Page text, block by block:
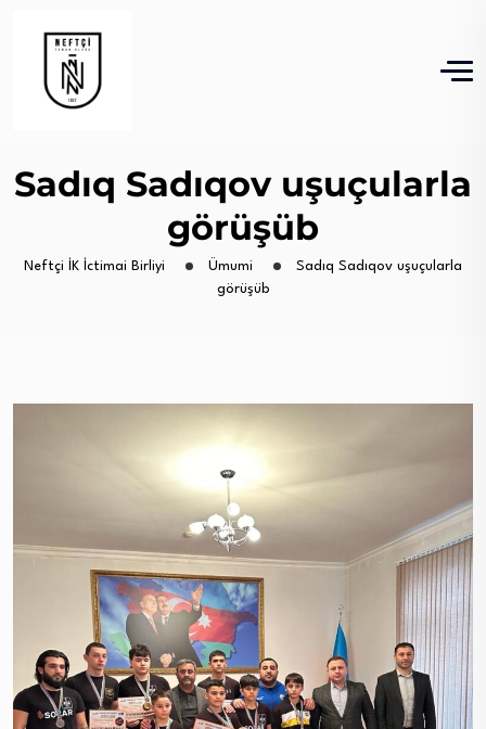
Sadıq Sadıqov uşuçularla
görüşüb
Neftçi İK İctimai Birliyi Ümumi
Sadıq Sadıqov uşuçularla
görüşüb